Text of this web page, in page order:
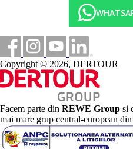
Copyright © 2026, DERTOUR
Facem parte din REWE Group si
mai mare grup central-european